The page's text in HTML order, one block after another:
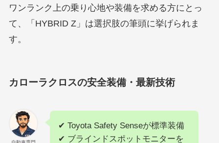
ワンランク上の乗り心地や装備を求める方にとっ
て、「HYBRID Z」は選択肢の筆頭に挙げられま
す。
カローラクロスの安全装備・最新技術
✔ Toyota Safety Senseが標準装備
✔ ブラインドスポットモニターを